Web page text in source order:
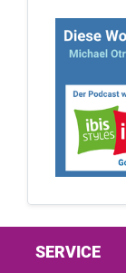
SERVICE